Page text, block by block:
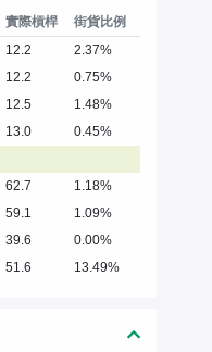
實際槓桿
街貨比例
12.2
2.37%
12.2
0.75%
12.5
1.48%
13.0
0.45%
62.7
1.18%
59.1
1.09%
39.6
0.00%
51.6 13.49%